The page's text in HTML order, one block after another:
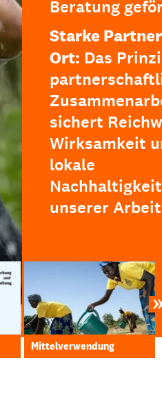
Beratung
Starke
Ort: Das
sichert
Wirksamkeit
lokale
Nachhaltigkeit
unserer
Mittelverwendung